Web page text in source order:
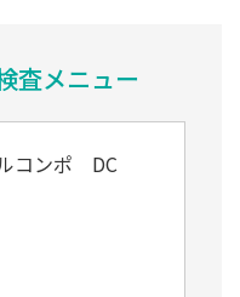
査メニュー
コンポ DC